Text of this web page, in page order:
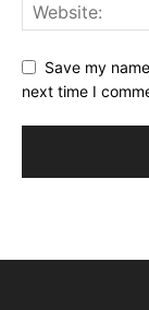
Save my
next time I